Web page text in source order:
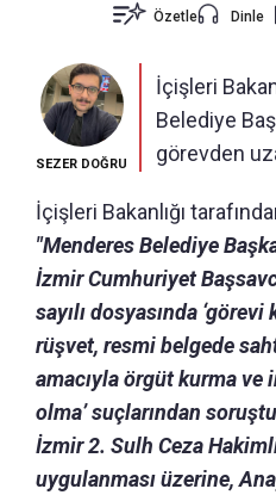
Özetle Dinle
SEZER DOĞRU
İçişleri
Belediye
görevden
İçişleri Bakanlığı
"Menderes Belediye
İzmir Cumhuriyet
sayılı dosyasında
rüşvet, resmi belgede
amacıyla örgüt kurma
olma’ suçlarından
İzmir 2. Sulh Ceza
uygulanması üzerine,